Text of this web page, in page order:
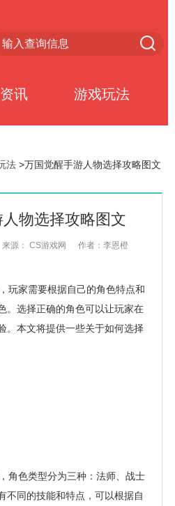
讯 游戏玩法
法 >万国觉醒手游人物选择攻略图文
物选择攻略图文
来源： CS游戏网 作者：李恩橙
玩家需要根据自己的角色特点和
。选择正确的角色可以让玩家在
。本文将提供一些关于如何选择
角色类型分为三种：法师、战士
不同的技能和特点，可以根据自